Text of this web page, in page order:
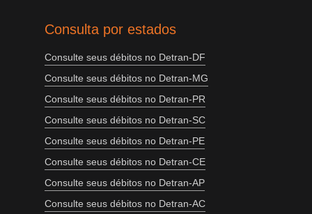
Consulta por estados
Consulte seus débitos no Detran-DF
Consulte seus débitos no Detran-MG
Consulte seus débitos no Detran-PR
Consulte seus débitos no Detran-SC
Consulte seus débitos no Detran-PE
Consulte seus débitos no Detran-CE
Consulte seus débitos no Detran-AP
Consulte seus débitos no Detran-AC